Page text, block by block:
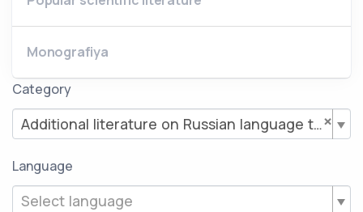
Monografiya
Category
×
Additional literature on Russian language teaching methods
Language
Select language